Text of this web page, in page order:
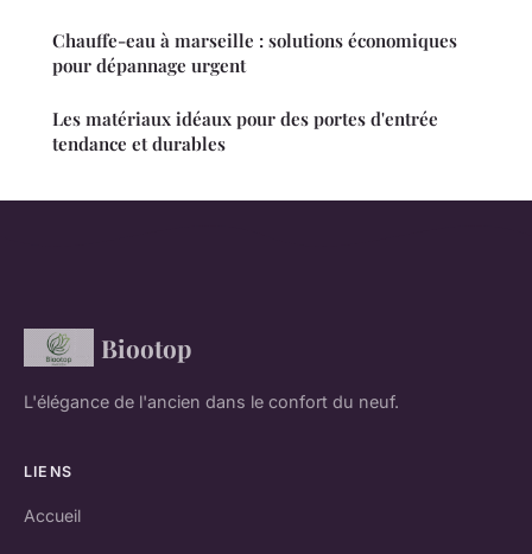
Chauffe-eau à marseille : solutions économiques
pour dépannage urgent
Les matériaux idéaux pour des portes d'entrée
tendance et durables
Biootop
L'élégance de l'ancien dans le confort du neuf.
LIENS
Accueil